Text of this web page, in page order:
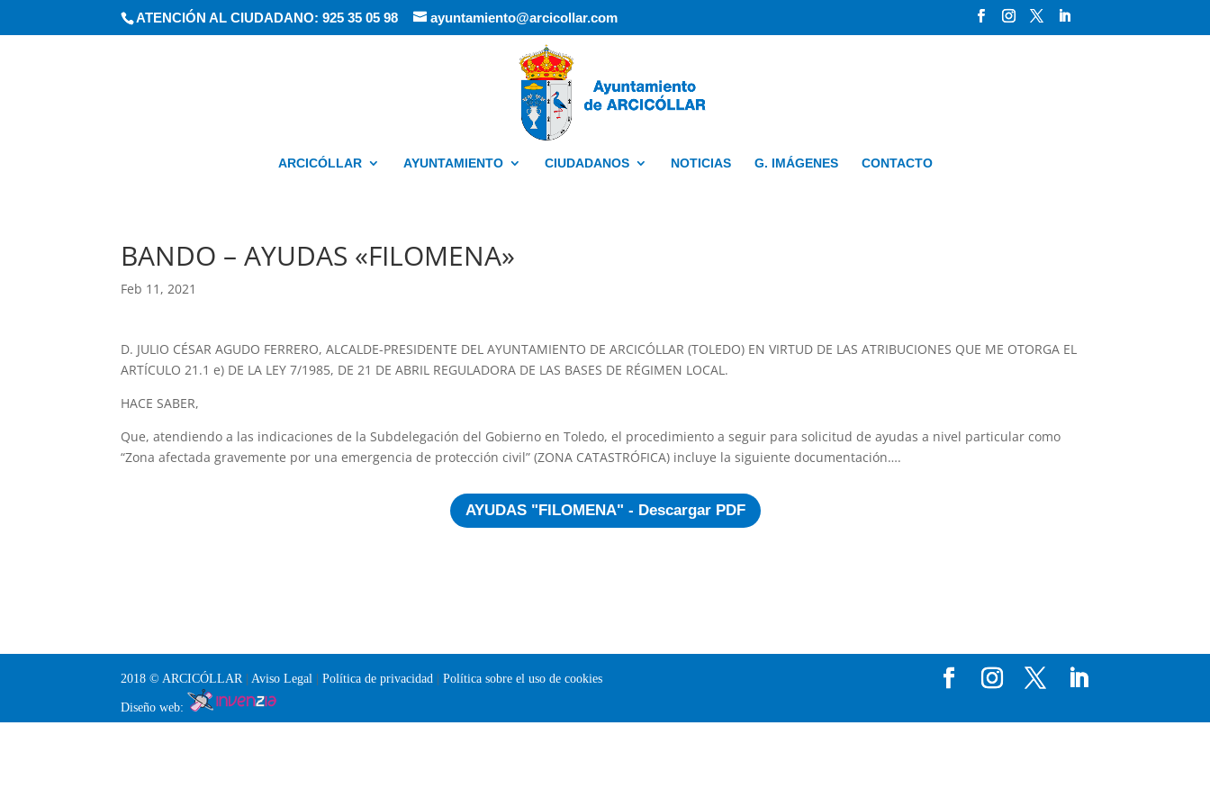
ATENCIÓN AL CIUDADANO: 925 35 05 98 ayuntamiento@arcicollar.com
ARCICÓLLAR AYUNTAMIENTO CIUDADANOS NOTICIAS G. IMÁGENES CONTACTO
BANDO – AYUDAS «FILOMENA»
Feb 11, 2021
D. JULIO CÉSAR AGUDO FERRERO, ALCALDE-PRESIDENTE DEL AYUNTAMIENTO DE ARCICÓLLAR (TOLEDO) EN VIRTUD DE LAS ATRIBUCIONES QUE ME OTORGA EL
ARTÍCULO 21.1 e) DE LA LEY 7/1985, DE 21 DE ABRIL REGULADORA DE LAS BASES DE RÉGIMEN LOCAL.
HACE SABER,
Que, atendiendo a las indicaciones de la Subdelegación del Gobierno en Toledo, el procedimiento a seguir para solicitud de ayudas a nivel particular como
“Zona afectada gravemente por una emergencia de protección civil” (ZONA CATASTRÓFICA) incluye la siguiente documentación….
AYUDAS "FILOMENA" - Descargar PDF
2018 © ARCICÓLLAR Aviso Legal |Política de privacidad |Política sobre el uso de cookies
Diseño web: